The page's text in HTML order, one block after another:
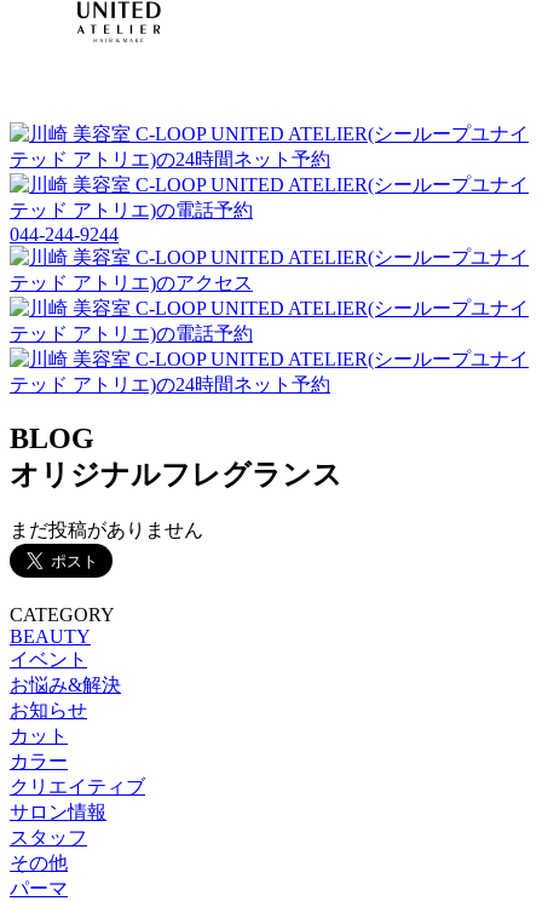
044-244-9244
BLOG
オリジナルフレグランス
まだ投稿がありません
CATEGORY
BEAUTY
イベント
お悩み&解決
お知らせ
カット
カラー
クリエイティブ
サロン情報
スタッフ
その他
パーマ